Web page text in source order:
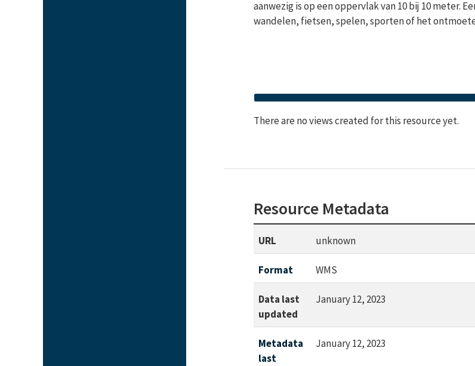
aanwezig is op een oppervlak van 10 bij 10 meter.
wandelen, fietsen, spelen, sporten of het
There are no views created for this resource yet.
Resource Metadata
URL unknown
Format WMS
Data last
updated
January 12, 2023
Metadata
last
January 12, 2023